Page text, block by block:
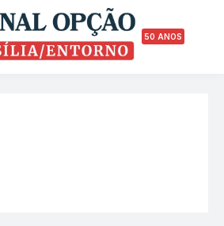
50 ANOS